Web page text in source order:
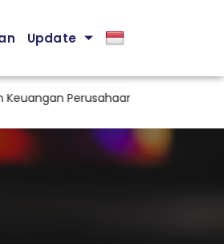
Update
Perusahaan: Pondasi Penting